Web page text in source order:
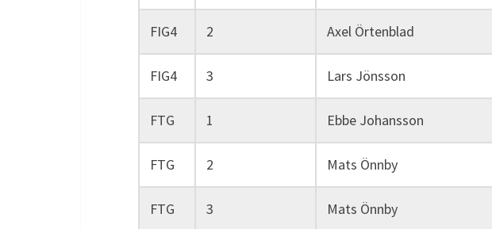
FIG4 2 Axel Örtenblad
FIG4 3 Lars Jönsson
FTG 1 Ebbe Johansson
FTG 2 Mats Önnby
FTG 3 Mats Önnby